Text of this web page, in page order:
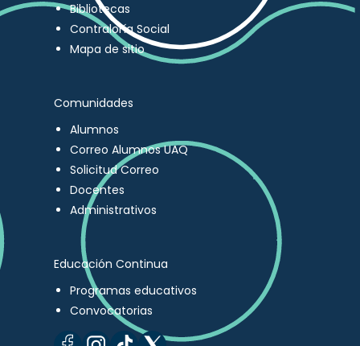
Bibliotecas
Contraloría Social
Mapa de sitio
Comunidades
Alumnos
Correo Alumnos UAQ
Solicitud Correo
Docentes
Administrativos
Educación Continua
Programas educativos
Convocatorias